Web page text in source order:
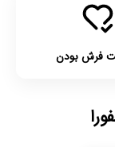
فرش بودن